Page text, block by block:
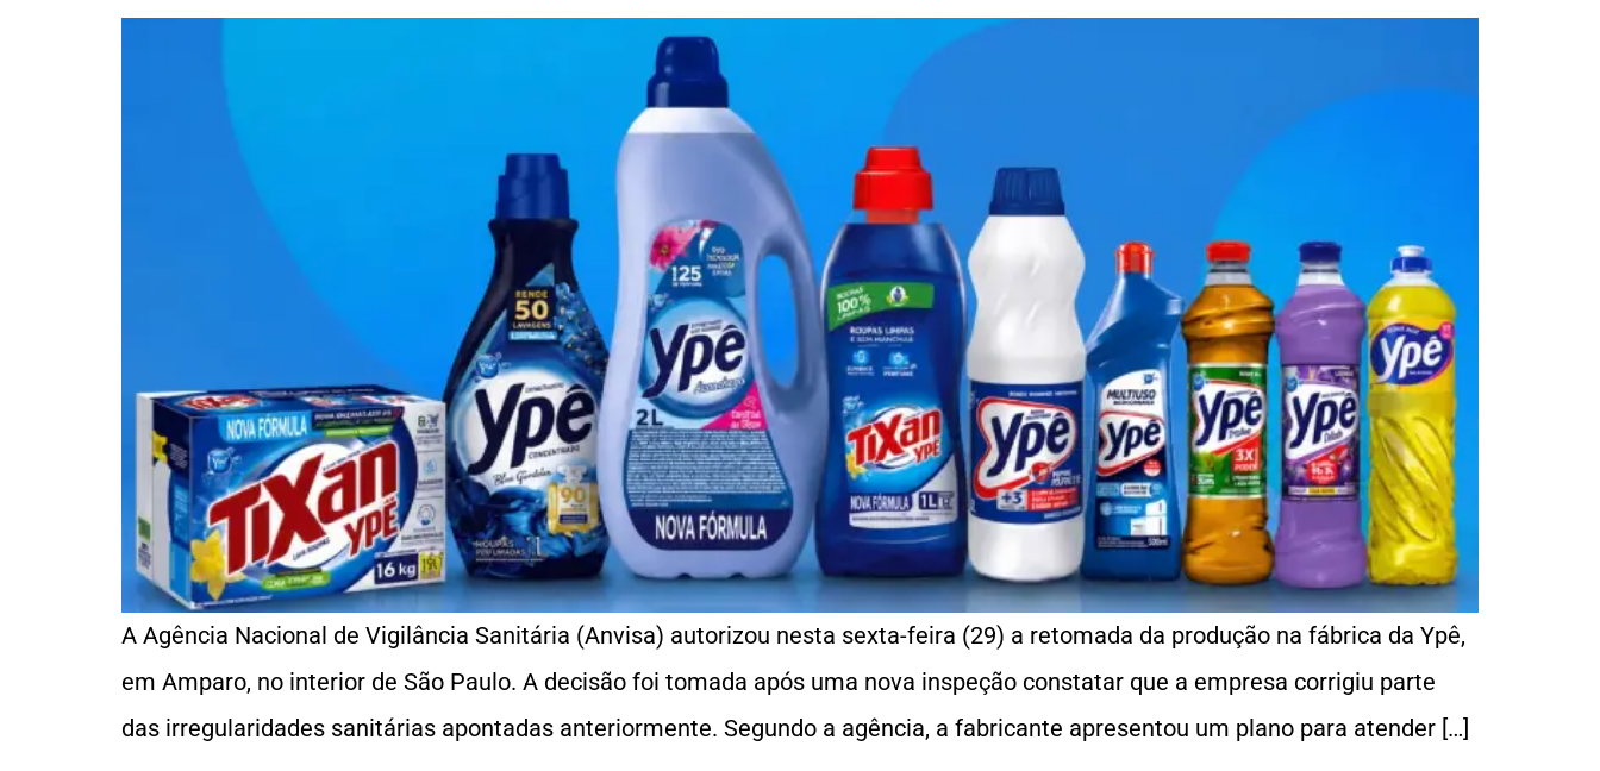
A Agência Nacional de Vigilância Sanitária (Anvisa) autorizou nesta sexta-feira (29) a retomada da produção na fábrica da Ypê,
em Amparo, no interior de São Paulo. A decisão foi tomada após uma nova inspeção constatar que a empresa corrigiu parte
das irregularidades sanitárias apontadas anteriormente. Segundo a agência, a fabricante apresentou um plano para atender […]